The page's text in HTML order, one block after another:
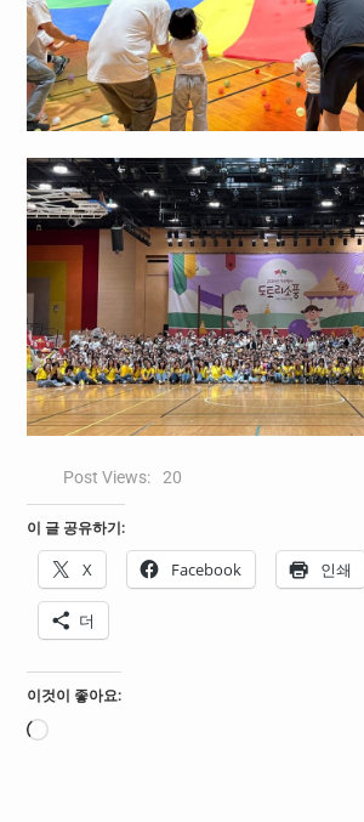
Post Views: 20
이 글 공유하기:
X Facebook 인쇄
더
이것이 좋아요:
로